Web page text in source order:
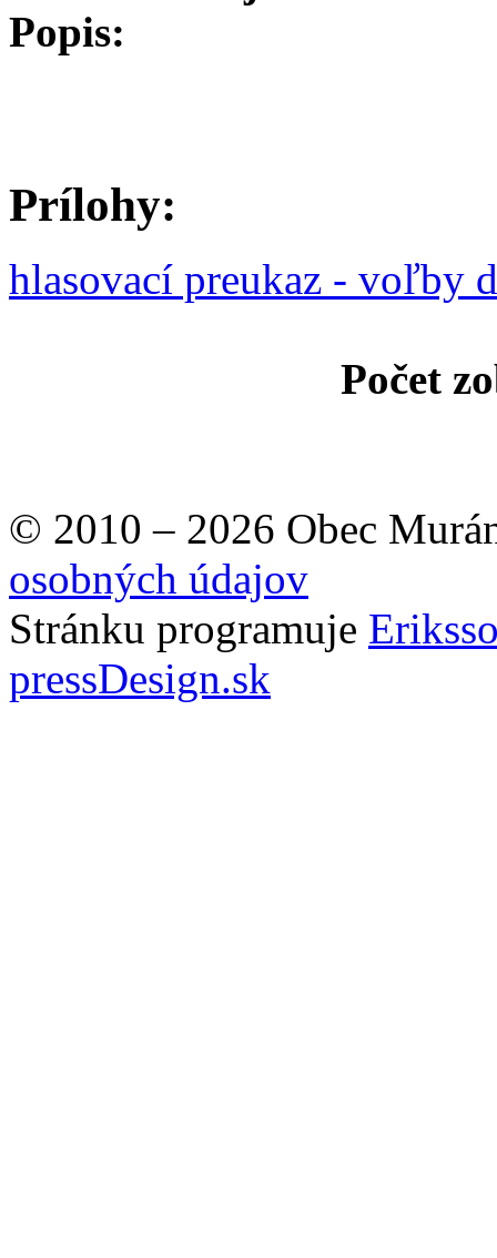
Popis:
Prílohy:
hlasovací preukaz - voľby
Počet
© 2010 – 2026 Obec
osobných údajov
Stránku programuje
pressDesign.sk